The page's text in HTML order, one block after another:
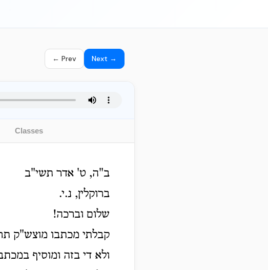
← Prev Next →
Classes
ב"ה, ט' אדר תשי"ב
ברוקלין, נ.י.
שלום וברכה!
קבלתי מכתבו מוצש"ק
ולא די בזה ומוסיף